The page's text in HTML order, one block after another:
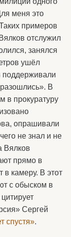
меня это
примеров
отслужил
занялся
ушёл
поддерживали
В
в прокуратуру
опрашивали
не знал и не
Вялков
прямо в
камеру. В этот
с обыском в
Сергей
спустя».